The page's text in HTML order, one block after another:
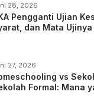
28, 2026
Pengganti Ujian
dan Mata
27, 2026
vs
Formal: Mana